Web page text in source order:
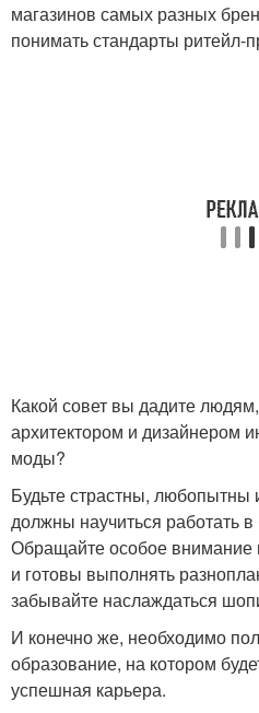
магазинов самых разных
понимать стандарты ритейл-
Какой совет вы дадите
архитектором и дизайнером
моды?
Будьте страстны, любопытны
должны научиться работать
Обращайте особое внимание
и готовы выполнять
забывайте наслаждаться
И конечно же, необходимо
образование, на котором
успешная карьера.